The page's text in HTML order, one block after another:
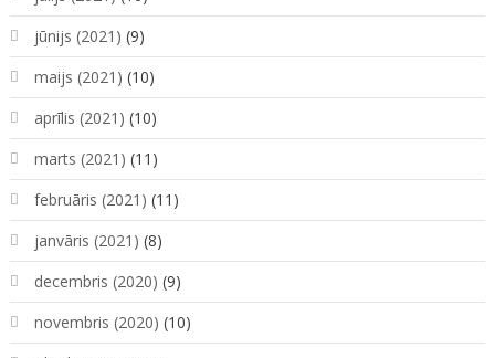
jūnijs (2021) (9)
maijs (2021) (10)
aprīlis (2021) (10)
marts (2021) (11)
februāris (2021) (11)
janvāris (2021) (8)
decembris (2020) (9)
novembris (2020) (10)